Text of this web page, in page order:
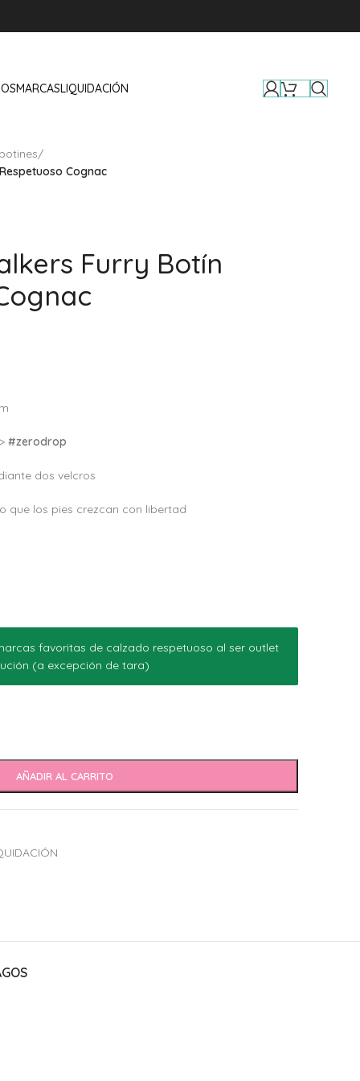
MARCASLIQUIDACIÓN
/
Cognac
Furry Botín
#zerodrop
dos velcros
que los pies crezcan con libertad
favoritas de calzado respetuoso al ser outlet
(a excepción de tara)
AÑADIR AL CARRITO